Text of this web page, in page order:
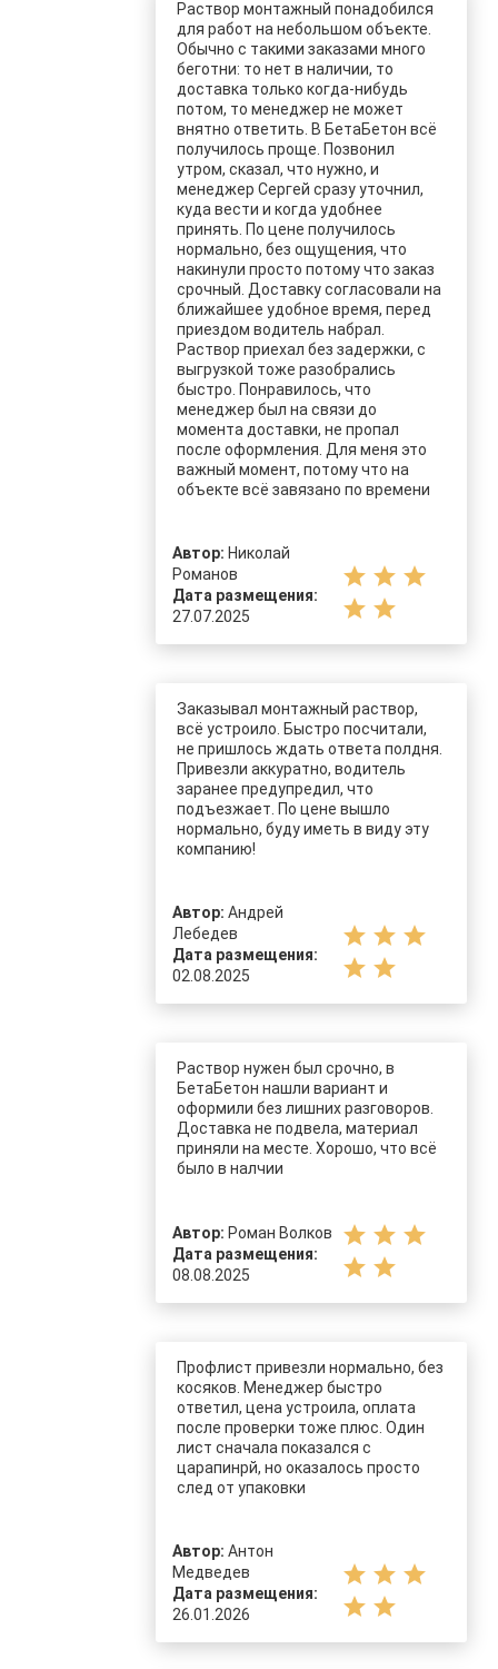
Раствор монтажный понадобился
для работ на небольшом объекте.
Обычно с такими заказами много
беготни: то нет в наличии, то
доставка только когда-нибудь
потом, то менеджер не может
внятно ответить. В БетаБетон всё
получилось проще. Позвонил
утром, сказал, что нужно, и
менеджер Сергей сразу уточнил,
куда вести и когда удобнее
принять. По цене получилось
нормально, без ощущения, что
накинули просто потому что заказ
срочный. Доставку согласовали на
ближайшее удобное время, перед
приездом водитель набрал.
Раствор приехал без задержки, с
выгрузкой тоже разобрались
быстро. Понравилось, что
менеджер был на связи до
момента доставки, не пропал
после оформления. Для меня это
важный момент, потому что на
объекте всё завязано по времени
Автор: Николай
Романов
Дата размещения:
27.07.2025
star star star
star star
Заказывал монтажный раствор,
всё устроило. Быстро посчитали,
не пришлось ждать ответа полдня.
Привезли аккуратно, водитель
заранее предупредил, что
подъезжает. По цене вышло
нормально, буду иметь в виду эту
компанию!
Автор: Андрей
Лебедев
Дата размещения:
02.08.2025
star star star
star star
Раствор нужен был срочно, в
БетаБетон нашли вариант и
оформили без лишних разговоров.
Доставка не подвела, материал
приняли на месте. Хорошо, что всё
было в налчии
Автор: Роман Волков
Дата размещения:
08.08.2025
star star star
star star
Профлист привезли нормально, без
косяков. Менеджер быстро
ответил, цена устроила, оплата
после проверки тоже плюс. Один
лист сначала показался с
царапинрй, но оказалось просто
след от упаковки
Автор: Антон
Медведев
Дата размещения:
26.01.2026
star star star
star star